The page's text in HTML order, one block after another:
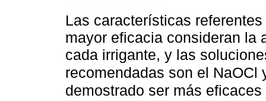
Las características
mayor eficacia consideran la
cada irrigante, y las
recomendadas son el NaOCl
demostrado ser más